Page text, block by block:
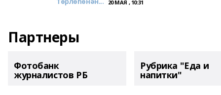
20 МАЯ , 10:31
Партнеры
Фотобанк
журналистов РБ
Рубрика "Еда и
напитки"